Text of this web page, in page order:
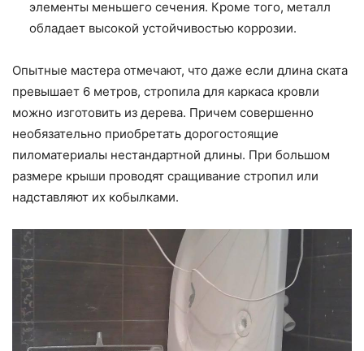
элементы меньшего сечения. Кроме того, металл
обладает высокой устойчивостью коррозии.
Опытные мастера отмечают, что даже если длина ската
превышает 6 метров, стропила для каркаса кровли
можно изготовить из дерева. Причем совершенно
необязательно приобретать дорогостоящие
пиломатериалы нестандартной длины. При большом
размере крыши проводят сращивание стропил или
надставляют их кобылками.